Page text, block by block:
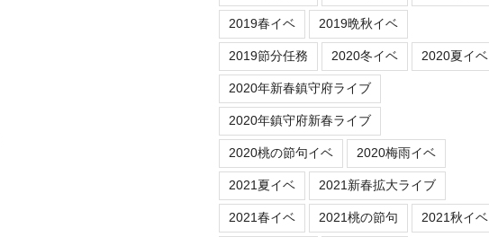
2019春イベ 2019晩秋イベ
2019節分任務 2020冬イベ 2020夏イベ
2020年新春鎮守府ライブ
2020年鎮守府新春ライブ
2020桃の節句イベ 2020梅雨イベ
2021夏イベ 2021新春拡大ライブ
2021春イベ 2021桃の節句 2021秋イベ